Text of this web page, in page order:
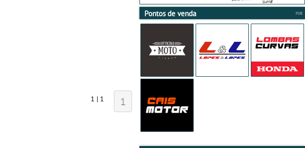
1 | 1
1
Pontos de venda